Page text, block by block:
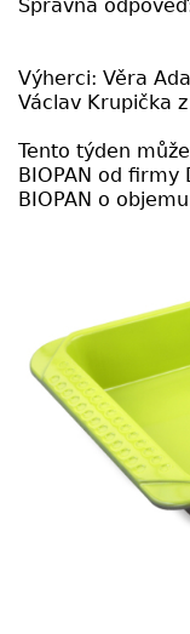
Správná
Výherci: Věra
Václav Krupička
Tento týden
BIOPAN od firmy
BIOPAN o